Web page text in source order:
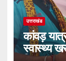
उत्तराखंड
कांवड़
स्वास्थ्य